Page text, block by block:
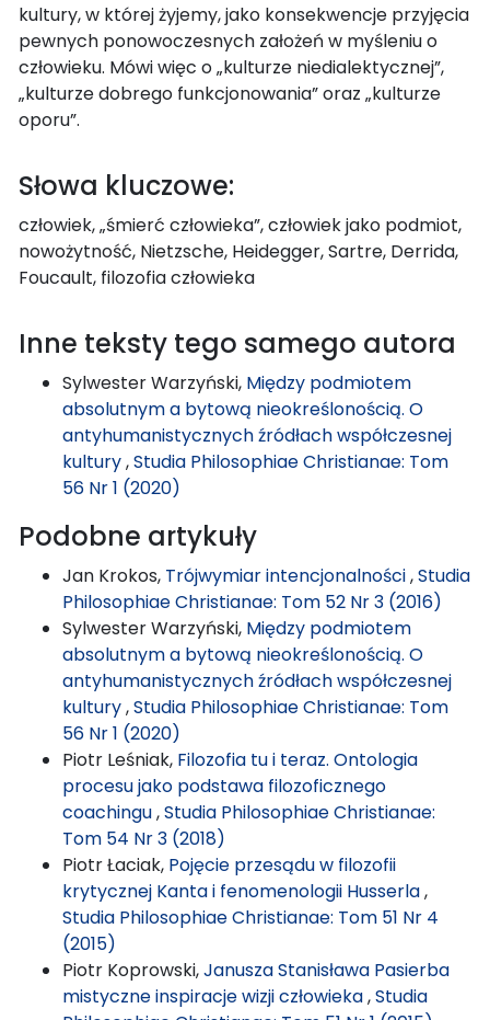
kultury, w której żyjemy, jako konsekwencje przyjęcia
pewnych ponowoczesnych założeń w myśleniu o
człowieku. Mówi więc o „kulturze niedialektycznej”,
„kulturze dobrego funkcjonowania” oraz „kulturze
oporu”.
Słowa kluczowe:
człowiek, „śmierć człowieka”, człowiek jako podmiot,
nowożytność, Nietzsche, Heidegger, Sartre, Derrida,
Foucault, filozofia człowieka
Inne teksty tego samego autora
Sylwester Warzyński, Między podmiotem
absolutnym a bytową nieokreślonością. O
antyhumanistycznych źródłach współczesnej
kultury,Studia Philosophiae Christianae: Tom
56 Nr 1 (2020)
Podobne artykuły
Jan Krokos, Trójwymiar intencjonalności,Studia
Philosophiae Christianae: Tom 52 Nr 3 (2016)
Sylwester Warzyński, Między podmiotem
absolutnym a bytową nieokreślonością. O
antyhumanistycznych źródłach współczesnej
kultury,Studia Philosophiae Christianae: Tom
56 Nr 1 (2020)
Piotr Leśniak, Filozofia tu i teraz. Ontologia
procesu jako podstawa filozoficznego
coachingu,Studia Philosophiae Christianae:
Tom 54 Nr 3 (2018)
Piotr Łaciak, Pojęcie przesądu w filozofii
krytycznej Kanta i fenomenologii Husserla,
Studia Philosophiae Christianae: Tom 51 Nr 4
(2015)
Piotr Koprowski,Janusza Stanisława Pasierba
mistyczne inspiracje wizji człowieka,Studia